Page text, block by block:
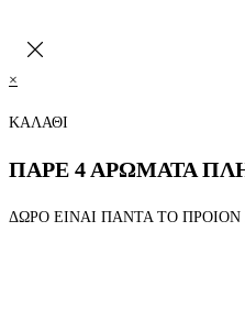
×
ΚΑΛΑΘΙ
ΠΑΡΕ 4 ΑΡΩΜΑΤΑ
ΔΩΡΟ ΕΙΝΑΙ ΠΑΝΤΑ ΤΟ